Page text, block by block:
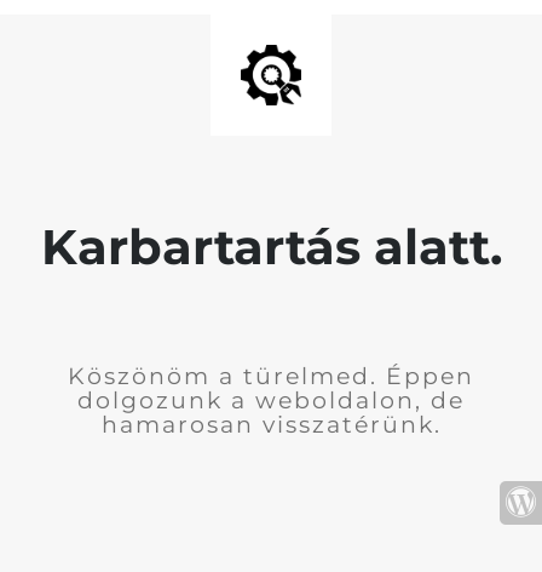
Karbartartás alatt.
Köszönöm a türelmed. Éppen
dolgozunk a weboldalon, de
hamarosan visszatérünk.